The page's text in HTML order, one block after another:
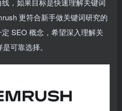
，如果目标是快速理解关键词
更符合新手做关键词研究的
SEO 概念，希望深入理解关
可靠选择。